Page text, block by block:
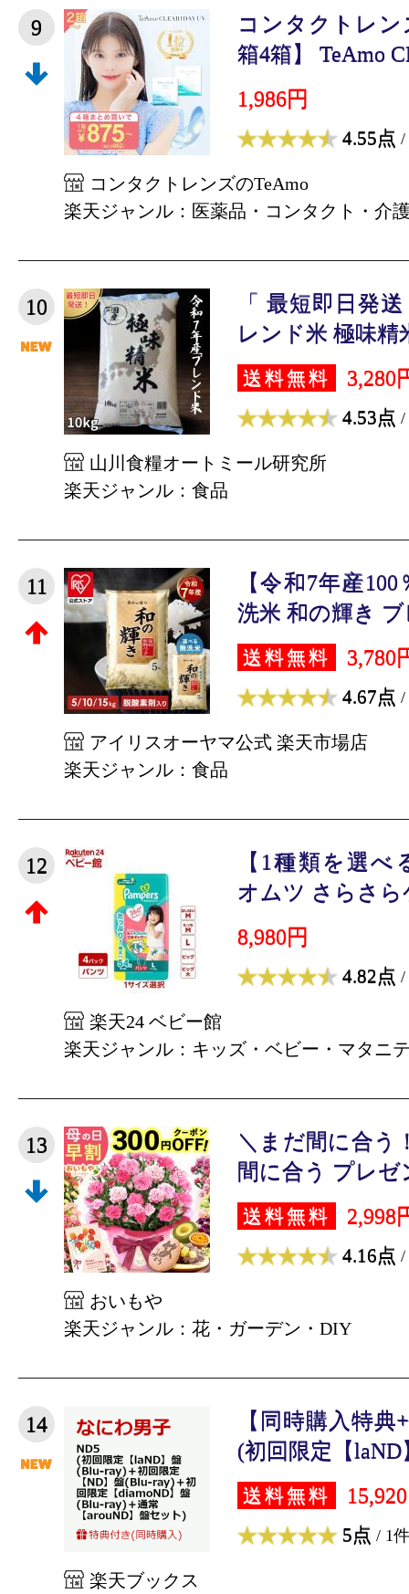
9
コンタクトレ
箱4箱】 TeAmo
1,986円
4.55点 /
コンタクトレンズのTeAmo
楽天ジャンル：医薬品・コンタクト・介
10
「 最短即日発
レンド米 極味精
送料無料 3,280
4.53点 /
山川食糧オートミール研究所
楽天ジャンル：食品
11
【令和7年産
洗米 和の輝き
送料無料 3,780
4.67点 /
アイリスオーヤマ公式 楽天市場店
楽天ジャンル：食品
12
【1種類を選
オムツ さらさら
8,980円
4.82点 /
楽天24 ベビー館
楽天ジャンル：キッズ・ベビー・マタニ
13
＼まだ間に合う
間に合う プレゼ
送料無料 2,998
4.16点 /
おいもや
楽天ジャンル：花・ガーデン・DIY
14
【同時購入特典
(初回限定【laND
送料無料
5点 / 1件
楽天ブックス